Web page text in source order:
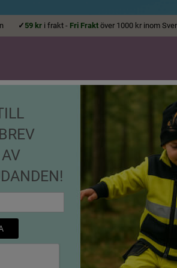
✓ 59 kr i frakt - Fri Frakt över 1000 kr inom
med Loxy-reflex Grön